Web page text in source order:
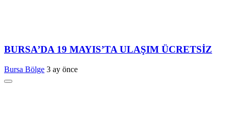
BURSA’DA 19 MAYIS’TA ULAŞIM ÜCRETSİZ
Bursa Bölge 3 ay önce